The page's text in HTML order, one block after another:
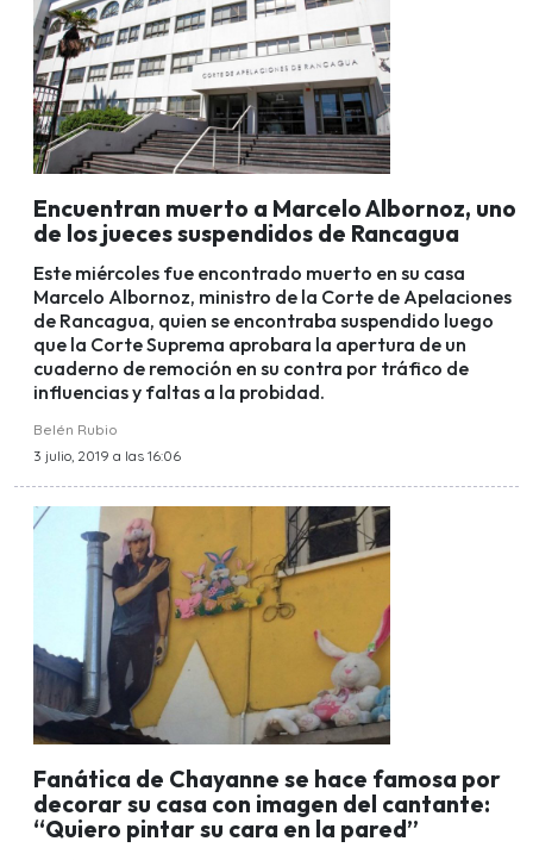
Encuentran muerto a Marcelo Albornoz, uno
de los jueces suspendidos de Rancagua
Este miércoles fue encontrado muerto en su casa
Marcelo Albornoz, ministro de la Corte de Apelaciones
de Rancagua, quien se encontraba suspendido luego
que la Corte Suprema aprobara la apertura de un
cuaderno de remoción en su contra por tráfico de
influencias y faltas a la probidad.
Belén Rubio
3 julio, 2019 a las 16:06
Fanática de Chayanne se hace famosa por
decorar su casa con imagen del cantante:
“Quiero pintar su cara en la pared”